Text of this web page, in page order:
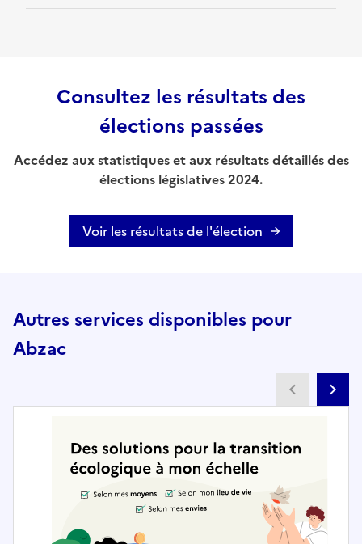
Consultez les résultats des
élections passées
Accédez aux statistiques et aux résultats détaillés des
élections législatives 2024.
Voir les résultats de l'élection
Autres services disponibles pour
Abzac